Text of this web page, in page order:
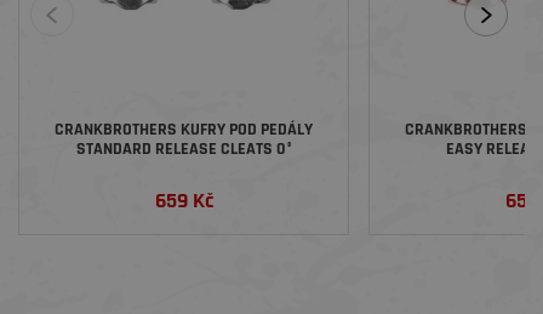
CRANKBROTHERS KUFRY POD PEDÁLY
STANDARD RELEASE CLEATS 0°
659 Kč
CRANKBROTHERS
EASY
659